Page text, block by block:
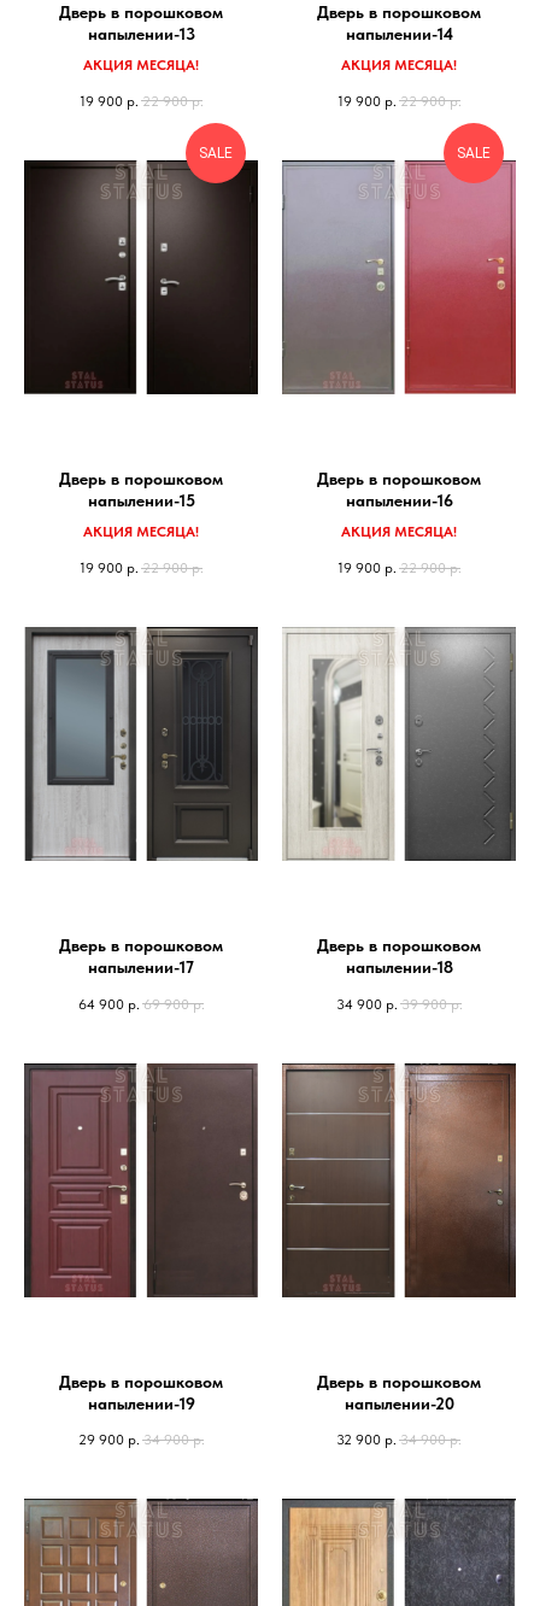
Дверь в порошковом
напылении-13
АКЦИЯ МЕСЯЦА!
19 900 р. 22 900 р.
Дверь в порошковом
напылении-14
АКЦИЯ МЕСЯЦА!
19 900 р. 22 900 р.
SALE
Дверь в порошковом
напылении-15
АКЦИЯ МЕСЯЦА!
19 900 р. 22 900 р.
SALE
Дверь в порошковом
напылении-16
АКЦИЯ МЕСЯЦА!
19 900 р. 22 900 р.
Дверь в порошковом
напылении-17
64 900 р. 69 900 р.
Дверь в порошковом
напылении-18
34 900 р. 39 900 р.
Дверь в порошковом
напылении-19
29 900 р. 34 900 р.
Дверь в порошковом
напылении-20
32 900 р. 34 900 р.